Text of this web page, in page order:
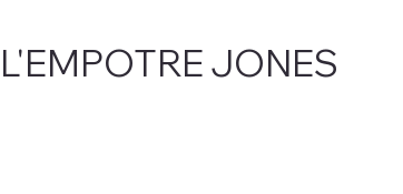
L'EMPOTRE JONES